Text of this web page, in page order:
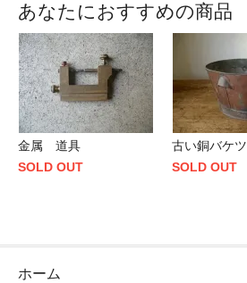
あなたにおすすめの商品
金属 道具
SOLD OUT
古い銅バケツ
SOLD OUT
ホーム